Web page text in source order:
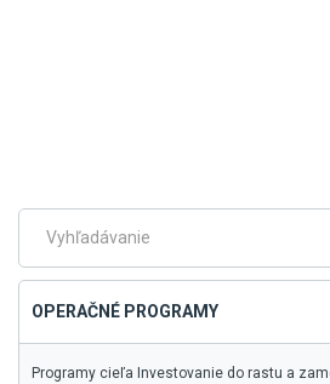
hlavné
menu
Fulltextové
OPERAČNÉ PROGRAMY
Programy cieľa Investovanie do rastu a